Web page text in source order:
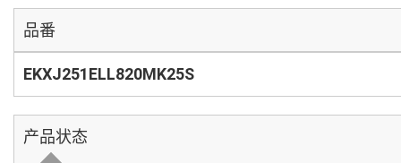
品番
EKXJ251ELL820MK25S
产品状态